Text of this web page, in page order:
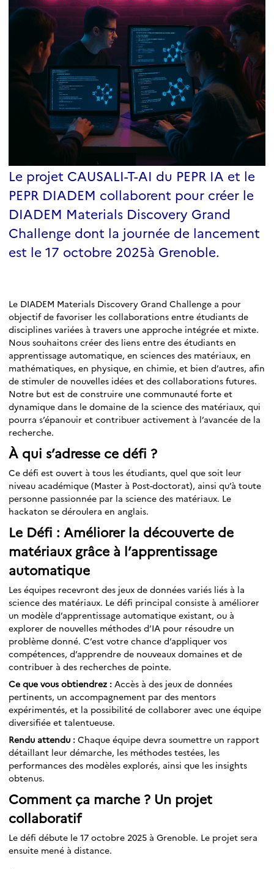
Le projet CAUSALI-T-AI du PEPR IA et le
PEPR DIADEM collaborent pour créer le
DIADEM Materials Discovery Grand
Challenge dont la journée de lancement
est le 17 octobre 2025à Grenoble.
Le DIADEM Materials Discovery Grand Challenge a pour
objectif de favoriser les collaborations entre étudiants de
disciplines variées à travers une approche intégrée et mixte.
Nous souhaitons créer des liens entre des étudiants en
apprentissage automatique, en sciences des matériaux, en
mathématiques, en physique, en chimie, et bien d’autres, afin
de stimuler de nouvelles idées et des collaborations futures.
Notre but est de construire une communauté forte et
dynamique dans le domaine de la science des matériaux, qui
pourra s’épanouir et contribuer activement à l’avancée de la
recherche.
À qui s’adresse ce défi ?
Ce défi est ouvert à tous les étudiants, quel que soit leur
niveau académique (Master à Post-doctorat), ainsi qu’à toute
personne passionnée par la science des matériaux. Le
hackaton se déroulera en anglais.
Le Défi : Améliorer la découverte de
matériaux grâce à l’apprentissage
automatique
Les équipes recevront des jeux de données variés liés à la
science des matériaux. Le défi principal consiste à améliorer
un modèle d’apprentissage automatique existant, ou à
explorer de nouvelles méthodes d’IA pour résoudre un
problème donné. C’est votre chance d’appliquer vos
compétences, d’apprendre de nouveaux domaines et de
contribuer à des recherches de pointe.
Ce que vous obtiendrez : Accès à des jeux de données
pertinents, un accompagnement par des mentors
expérimentés, et la possibilité de collaborer avec une équipe
diversifiée et talentueuse.
Rendu attendu : Chaque équipe devra soumettre un rapport
détaillant leur démarche, les méthodes testées, les
performances des modèles explorés, ainsi que les insights
obtenus.
Comment ça marche ? Un projet
collaboratif
Le défi débute le 17 octobre 2025 à Grenoble. Le projet sera
ensuite mené à distance.